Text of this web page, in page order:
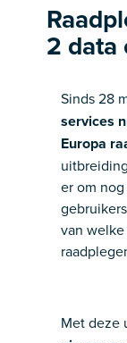
2 data
Sinds 28
services
Europa
er om
van
Met deze